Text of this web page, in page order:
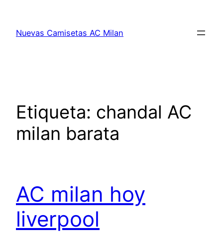
contenido
Nuevas Camisetas AC Milan
Etiqueta: chandal AC
milan barata
AC milan hoy
liverpool